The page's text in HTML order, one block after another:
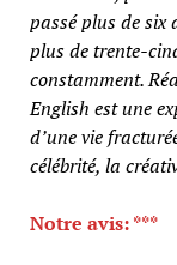
passé plus de six
plus de trente-
constamment.
English est une
d’une vie
célébrité, la
Notre avis: ***